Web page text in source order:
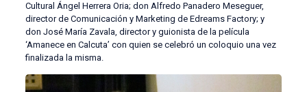
Cultural Ángel Herrera Oria; don Alfredo Panadero Meseguer,
director de Comunicación y Marketing de Edreams Factory; y
don José María Zavala, director y guionista de la película
‘Amanece en Calcuta’ con quien se celebró un coloquio una vez
finalizada la misma.